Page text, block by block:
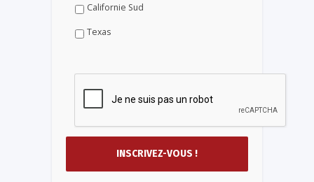
Californie Sud
Texas